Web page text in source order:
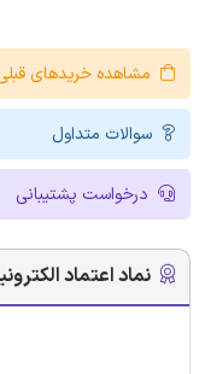
مشاهده خریدهای
سوالات متداول
درخواست پشتیبانی
نماد اعتماد